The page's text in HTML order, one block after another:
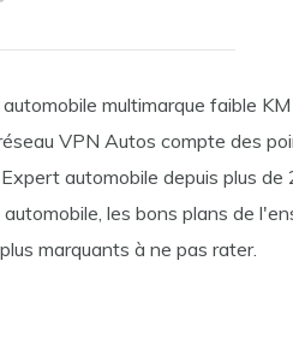
multimarque faible
VPN Autos compte des
automobile depuis plus de
les bons plans de
marquants à ne pas rater.